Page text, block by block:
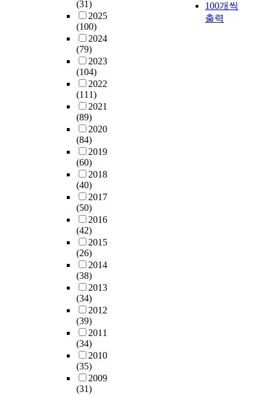
(31)
2025
(100)
2024
(79)
2023
(104)
2022
(111)
2021
(89)
2020
(84)
2019
(60)
2018
(40)
2017
(50)
2016
(42)
2015
(26)
2014
(38)
2013
(34)
2012
(39)
2011
(34)
2010
(35)
2009
(31)
100개씩
출력